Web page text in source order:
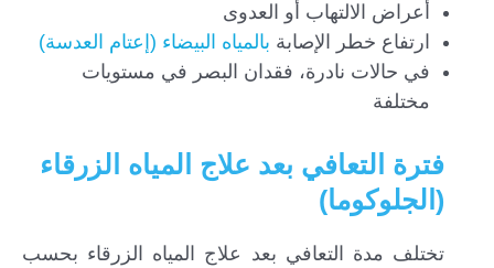
أعراض الالتهاب أو العدوى
ارتفاع خطر الإصابة بالمياه البيضاء (إعتام العدسة)
في حالات نادرة، فقدان البصر في مستويات
مختلفة
فترة التعافي بعد علاج المياه الزرقاء
(الجلوكوما)
تختلف مدة التعافي بعد علاج المياه الزرقاء بحسب